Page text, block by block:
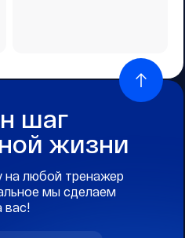
шаг
жизни
на любой тренажер
мы сделаем
вас!